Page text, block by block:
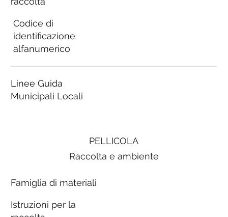
PELLICOLA
Raccolta e ambiente
Famiglia di materiali
Istruzioni per la
Codice di
identificazione
alfanumerico
Linee Guida
Municipali Locali